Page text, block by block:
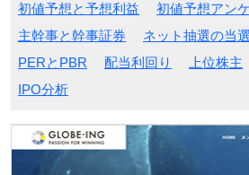
初値予想と予想利益
初値予想アン
主幹事と幹事証券
ネット抽選の当
PERとPBR
配当利回り 上位株主
IPO分析